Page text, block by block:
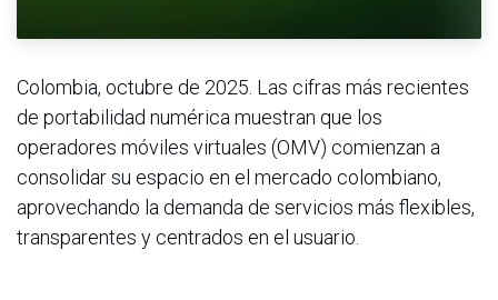
Colombia, octubre de 2025. Las cifras más recientes
de portabilidad numérica muestran que los
operadores móviles virtuales (OMV) comienzan a
consolidar su espacio en el mercado colombiano,
aprovechando la demanda de servicios más flexibles,
transparentes y centrados en el usuario.